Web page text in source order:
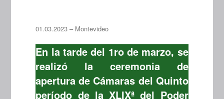
01.03.2023 – Montevideo
En la tarde del 1ro de marzo, se
realizó la ceremonia de
apertura de Cámaras del Quinto
período de la XLIXª del Poder